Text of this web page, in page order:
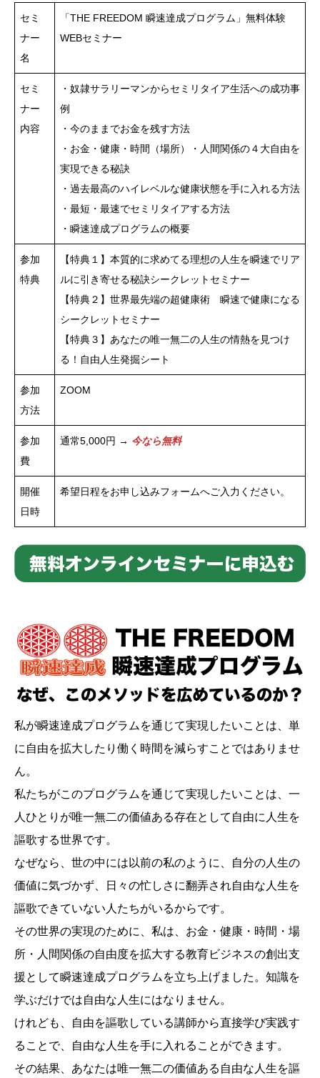
セミ
ナー
名
「THE FREEDOM 瞬速達成プログラム」無料体験
WEBセミナー
セミ
ナー
内容
・奴隷サラリーマンからセミリタイア生活への成功事
例
・今のままでお金を残す方法
・お金・健康・時間（場所）・人間関係の４大自由を
実現できる秘訣
・過去最高のハイレベルな健康状態を手に入れる方法
・最短・最速でセミリタイアする方法
・瞬速達成プログラムの概要
参加
特典
【特典１】本質的に求めてる理想の人生を瞬速でリア
ルに引き寄せる秘訣シークレットセミナー
【特典２】世界最先端の超健康術 瞬速で健康になる
シークレットセミナー
【特典３】あなたの唯一無二の人生の情熱を見つけ
る！自由人生発掘シート
参加
方法
ZOOM
参加
費
通常5,000円 → 今なら無料
開催
日時
希望日程をお申し込みフォームへご入力ください。
私が瞬速達成プログラムを通じて実現したいことは、単
に自由を拡大したり働く時間を減らすことではありませ
ん。
私たちがこのプログラムを通じて実現したいことは、一
人ひとりが唯一無二の価値ある存在として自由に人生を
謳歌する世界です。
なぜなら、世の中には以前の私のように、自分の人生の
価値に気づかず、日々の忙しさに翻弄され自由な人生を
謳歌できていない人たちがいるからです。
その世界の実現のために、私は、お金・健康・時間・場
所・人間関係の自由度を拡大する教育ビジネスの創出支
援として瞬速達成プログラムを立ち上げました。知識を
学ぶだけでは自由な人生にはなりません。
けれども、自由を謳歌している講師から直接学び実践す
ることで、自由な人生を手に入れることができます。
その結果、あなたは唯一無二の価値ある自由な人生を謳